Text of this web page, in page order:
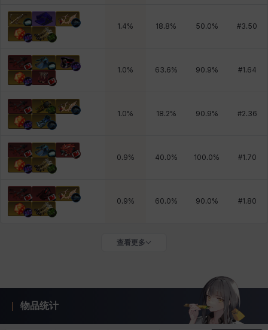
1.4% 18.8% 50.0% #3.50
1.0% 63.6% 90.9% #1.64
1.0% 18.2% 90.9% #2.36
0.9% 40.0% 100.0% #1.70
0.9% 60.0% 90.0% #1.80
查看更多
物品统计